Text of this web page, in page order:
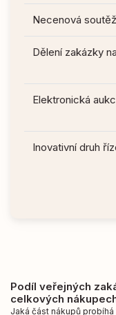
Necenová soutěž
Dělení zakázky
Elektronická
Inovativní druh
Podíl veřejných
celkových
Jaká část nákupů